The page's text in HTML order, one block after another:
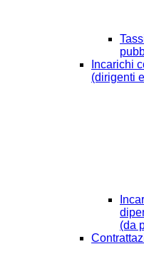
Incarichi
(dirigenti
(da